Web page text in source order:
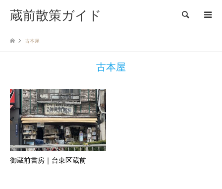
蔵前散策ガイド 検索
古本屋
古本屋
御蔵前書房｜台東区蔵前